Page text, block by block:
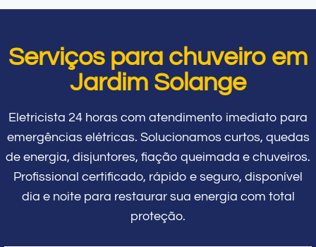
Serviços para chuveiro em
Jardim Solange
Eletricista 24 horas com atendimento imediato para
emergências elétricas. Solucionamos curtos, quedas
de energia, disjuntores, fiação queimada e chuveiros.
Profissional certificado, rápido e seguro, disponível
dia e noite para restaurar sua energia com total
proteção.